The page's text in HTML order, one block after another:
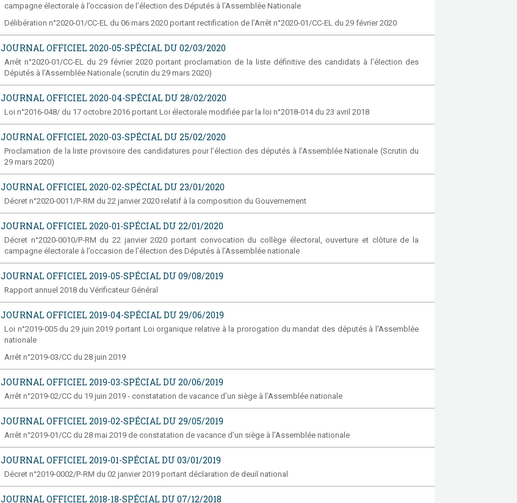
campagne électorale à l’occasion de l’élection des Députés à l’Assemblée Nationale
Délibération n°2020-01/CC-EL du 06 mars 2020 portant rectification de l’Arrêt n°2020-01/CC-EL du 29 février 2020
JOURNAL OFFICIEL 2020-05-SPÉCIAL DU 02/03/2020
Arrêt n°2020-01/CC-EL du 29 février 2020 portant proclamation de la liste définitive des candidats à l’élection des
Députés à l’Assemblée Nationale (scrutin du 29 mars 2020)
JOURNAL OFFICIEL 2020-04-SPÉCIAL DU 28/02/2020
Loi n°2016-048/ du 17 octobre 2016 portant Loi électorale modifiée par la loi n°2018-014 du 23 avril 2018
JOURNAL OFFICIEL 2020-03-SPÉCIAL DU 25/02/2020
Proclamation de la liste provisoire des candidatures pour l’élection des députés à l’Assemblée Nationale (Scrutin du
29 mars 2020)
JOURNAL OFFICIEL 2020-02-SPÉCIAL DU 23/01/2020
Décret n°2020-0011/P-RM du 22 janvier 2020 relatif à la composition du Gouvernement
JOURNAL OFFICIEL 2020-01-SPÉCIAL DU 22/01/2020
Décret n°2020-0010/P-RM du 22 janvier 2020 portant convocation du collège électoral, ouverture et clôture de la
campagne électorale à l’occasion de l’élection des Députés à l’Assemblée nationale
JOURNAL OFFICIEL 2019-05-SPÉCIAL DU 09/08/2019
Rapport annuel 2018 du Vérificateur Général
JOURNAL OFFICIEL 2019-04-SPÉCIAL DU 29/06/2019
Loi n°2019-005 du 29 juin 2019 portant Loi organique relative à la prorogation du mandat des députés à l'Assemblée
nationale
Arrêt n°2019-03/CC du 28 juin 2019
JOURNAL OFFICIEL 2019-03-SPÉCIAL DU 20/06/2019
Arrêt n°2019-02/CC du 19 juin 2019 - constatation de vacance d’un siège à l’Assemblée nationale
JOURNAL OFFICIEL 2019-02-SPÉCIAL DU 29/05/2019
Arrêt n°2019-01/CC du 28 mai 2019 de constatation de vacance d’un siège à l’Assemblée nationale
JOURNAL OFFICIEL 2019-01-SPÉCIAL DU 03/01/2019
Décret n°2019-0002/P-RM du 02 janvier 2019 portant déclaration de deuil national
JOURNAL OFFICIEL 2018-18-SPÉCIAL DU 07/12/2018